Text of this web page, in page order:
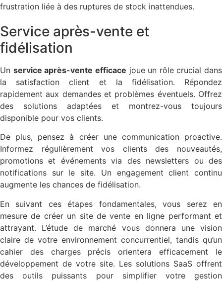
frustration liée à des ruptures de stock inattendues.
Service après-vente et
fidélisation
Un service après-vente efficace joue un rôle crucial dans
la satisfaction client et la fidélisation. Répondez
rapidement aux demandes et problèmes éventuels. Offrez
des solutions adaptées et montrez-vous toujours
disponible pour vos clients.
De plus, pensez à créer une communication proactive.
Informez régulièrement vos clients des nouveautés,
promotions et événements via des newsletters ou des
notifications sur le site. Un engagement client continu
augmente les chances de fidélisation.
En suivant ces étapes fondamentales, vous serez en
mesure de créer un site de vente en ligne performant et
attrayant. L’étude de marché vous donnera une vision
claire de votre environnement concurrentiel, tandis qu’un
cahier des charges précis orientera efficacement le
développement de votre site. Les solutions SaaS offrent
des outils puissants pour simplifier votre gestion